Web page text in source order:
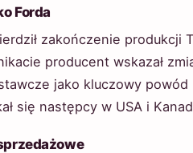
Forda
zakończenie produkcji
producent wskazał
jako kluczowy
się następcy w USA i